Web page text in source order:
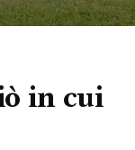
in cui